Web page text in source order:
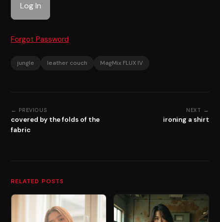
Forgot Password
jungle leather couch MagMix FLUX IV
← PREVIOUS
covered by the folds of the
fabric
NEXT →
ironing a shirt
RELATED POSTS